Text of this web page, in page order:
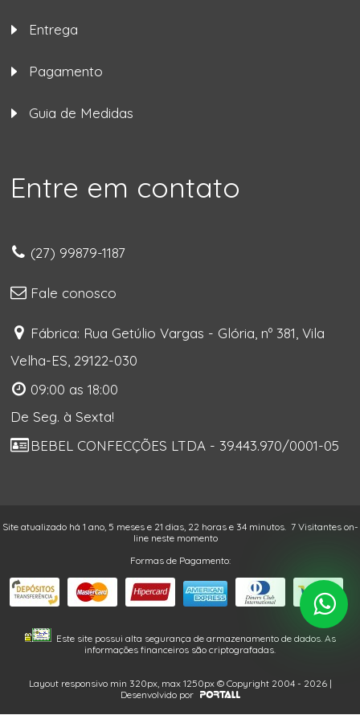
Entrega
Pagamento
Guia de Medidas
Entre em contato
(27) 99879-1187
Fale conosco
Fábrica: Rua Getúlio Vargas - Glória, nº 381, Vila
Velha-ES, 29122-030
09:00 as 18:00
De Seg. à Sexta!
BEBEL CONFECÇÕES LTDA - 39.443.970/0001-05
Site atualizado há 1 ano, 5 meses e 21 dias, 22 horas e 34 minutos. 7 Visitantes on-
line neste momento
Formas de Pagamento:
Este site possui alta segurança de armazenamento de dados. As
informações financeiros são criptografadas.
Layout responsivo min 320px, max 1250px © Copyright 2004 - 2026 |
Desenvolvido por